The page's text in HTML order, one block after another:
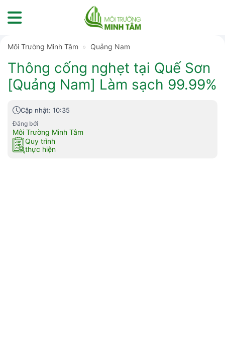
to
Môi Trường Minh Tâm » Quảng Nam
Thông cống nghẹt tại Quế Sơn
[Quảng Nam] Làm sạch 99.99%
Cập nhật: 10:35
Đăng bởi
Môi Trường Minh Tâm
Quy trình
thực hiện